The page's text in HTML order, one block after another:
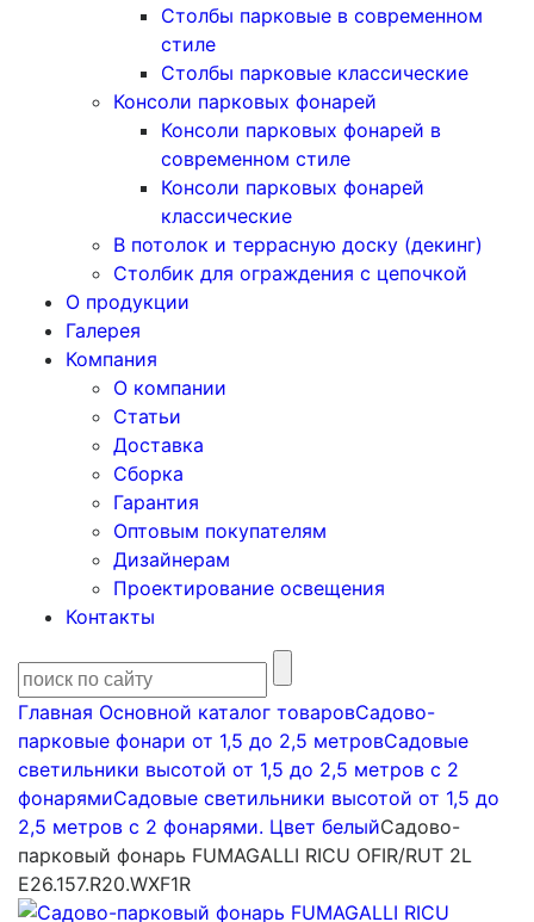
Столбы парковые в современном
стиле
Столбы парковые классические
Консоли парковых фонарей
Консоли парковых фонарей в
современном стиле
Консоли парковых фонарей
классические
В потолок и террасную доску (декинг)
Столбик для ограждения с цепочкой
О продукции
Галерея
Компания
О компании
Статьи
Доставка
Сборка
Гарантия
Оптовым покупателям
Дизайнерам
Проектирование освещения
Контакты
Главная Основной каталог товаровСадово-
парковые фонари от 1,5 до 2,5 метровСадовые
светильники высотой от 1,5 до 2,5 метров с 2
фонарямиСадовые светильники высотой от 1,5 до
2,5 метров с 2 фонарями. Цвет белыйСадово-
парковый фонарь FUMAGALLI RICU OFIR/RUT 2L
E26.157.R20.WXF1R